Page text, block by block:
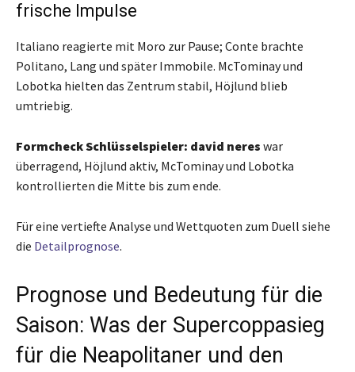
frische Impulse
Italiano reagierte mit Moro zur Pause; Conte brachte
Politano, Lang und später Immobile. McTominay und
Lobotka hielten das Zentrum stabil, Höjlund blieb
umtriebig.
Formcheck Schlüsselspieler: david neres war
überragend, Höjlund aktiv, McTominay und Lobotka
kontrollierten die Mitte bis zum ende.
Für eine vertiefte Analyse und Wettquoten zum Duell siehe
die Detailprognose.
Prognose und Bedeutung für die
Saison: Was der Supercoppasieg
für die Neapolitaner und den